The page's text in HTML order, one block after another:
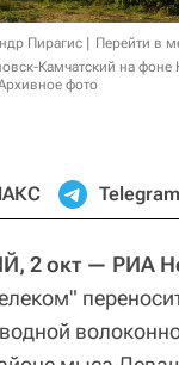
Пирагис
Перейти в
Камчатский на фоне
фото
Telegram
2 окт — РИА